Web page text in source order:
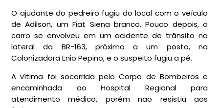
O ajudante do pedreiro fugiu do local com o veículo
de Adilson, um Fiat Siena branco. Pouco depois, o
carro se envolveu em um acidente de trânsito na
lateral da BR-163, próximo a um posto, na
Colonizadora Enio Pepino, e o suspeito fugiu a pé.
A vítima foi socorrida pelo Corpo de Bombeiros e
encaminhada ao Hospital Regional para
atendimento médico, porém não resistiu aos